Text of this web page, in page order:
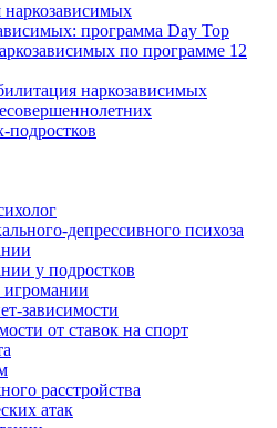
наркозависимых
программа Day Top
по программе 12
наркозависимых
подростков
депрессивного психоза
у подростков
игромании
зависимости
от ставок на спорт
расстройства
атак